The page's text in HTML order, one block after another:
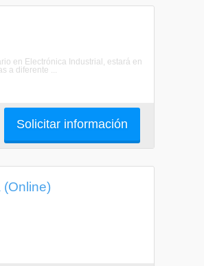
en Electrónica Industrial, estará en
a diferente ...
Solicitar información